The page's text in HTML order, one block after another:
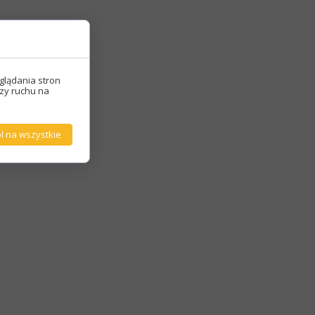
stron
ruchu na
na wszystkie